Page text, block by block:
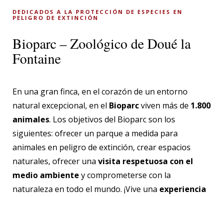
DEDICADOS A LA PROTECCIÓN DE ESPECIES EN
PELIGRO DE EXTINCIÓN
Bioparc – Zoológico de Doué la
Fontaine
En una gran finca, en el corazón de un entorno
natural excepcional, en el Bioparcviven más de 1.800
animales. Los objetivos del Bioparc son los
siguientes: ofrecer un parque a medida para
animales en peligro de extinción, crear espacios
naturales, ofrecer una visita respetuosa con el
medio ambiente y comprometerse con la
naturaleza en todo el mundo. ¡Vive una experiencia